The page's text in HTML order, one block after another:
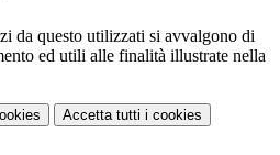
da questo utilizzati si avvalgono di
ed utili alle finalità illustrate nella
Accetta tutti i cookies